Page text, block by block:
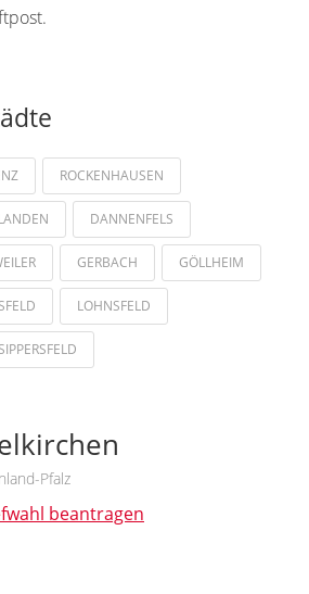
ROCKENHAUSEN
DANNENFELS
GERBACH GÖLLHEIM
LOHNSFELD
Pfalz
beantragen